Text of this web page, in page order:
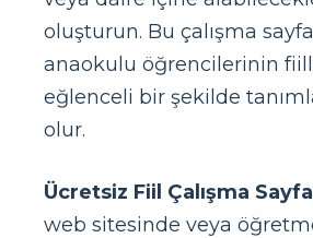
oluşturun. Bu çalışma
anaokulu öğrencilerinin
eğlenceli bir şekilde
olur.
Ücretsiz Fiil Çalışma
web sitesinde veya